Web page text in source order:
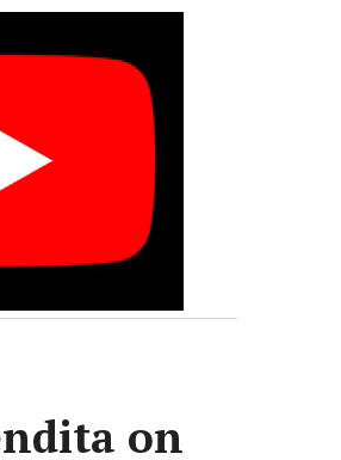
on